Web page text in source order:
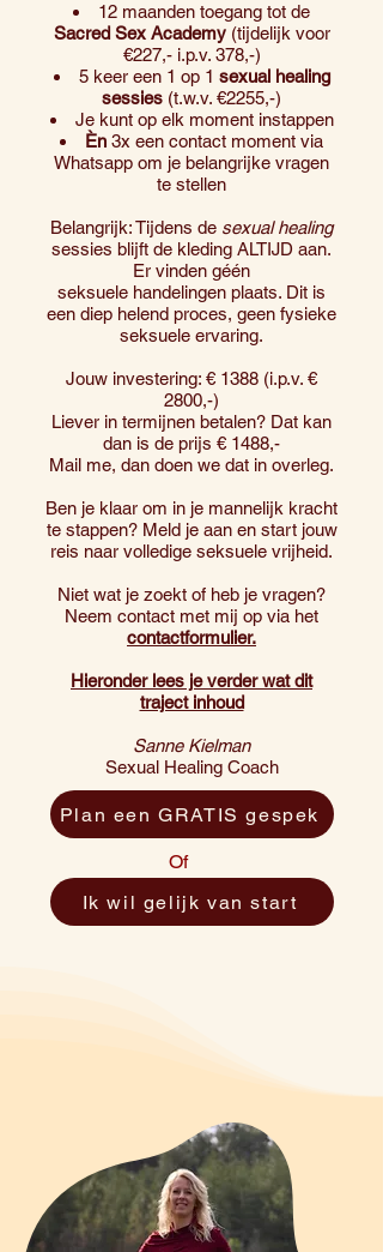
12 maanden toegang tot de
Sacred Sex Academy(tijdelijk voor
€227,- i.p.v. 378,-)
5 keer een 1 op 1 sexual healing
sessies (t.w.v. €2255,-)
Je kunt op elk moment instappen
Èn 3x een contact moment via
Whatsapp om je belangrijke vragen
te stellen
Belangrijk: Tijdens de sexual healing
sessies blijft de kleding ALTIJD aan.
Er vinden géén
seksuele handelingen plaats. Dit is
een diep helend proces, geen fysieke
seksuele ervaring.
Jouw investering: € 1388 (i.p.v. €
2800,-)
Liever in termijnen betalen? Dat kan
dan is de prijs € 1488,-
Mail me, dan doen we dat in overleg.
Ben je klaar om in je mannelijk kracht
te stappen? Meld je aan en start jouw
reis naar volledige seksuele vrijheid.
​Niet wat je zoekt of heb je vragen?
Neem contact met mij op via het
contactformulier.
Hieronder lees je verder wat dit
traject inhoud
Sanne Kielman
Sexual Healing Coach
Plan een GRATIS gespek
Ik wil gelijk van start
Of